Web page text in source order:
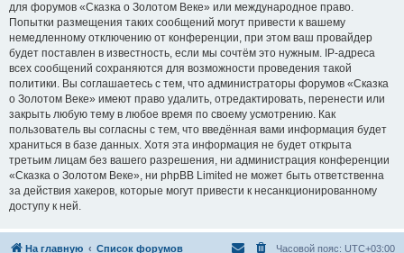
для форумов «Сказка о Золотом Веке» или международное право.
Попытки размещения таких сообщений могут привести к вашему
немедленному отключению от конференции, при этом ваш провайдер
будет поставлен в известность, если мы сочтём это нужным. IP-адреса
всех сообщений сохраняются для возможности проведения такой
политики. Вы соглашаетесь с тем, что администраторы форумов «Сказка
о Золотом Веке» имеют право удалить, отредактировать, перенести или
закрыть любую тему в любое время по своему усмотрению. Как
пользователь вы согласны с тем, что введённая вами информация будет
храниться в базе данных. Хотя эта информация не будет открыта
третьим лицам без вашего разрешения, ни администрация конференции
«Сказка о Золотом Веке», ни phpBB Limited не может быть ответственна
за действия хакеров, которые могут привести к несанкционированному
доступу к ней.
На главную Список форумов Часовой пояс: UTC+03:00